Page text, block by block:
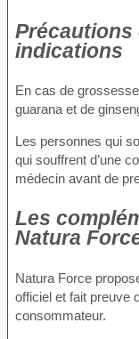
Précautions
indications
En cas de
guarana et de
Les personnes qui
qui souffrent d’une
médecin avant de
Les
Natura
Natura Force
officiel et fait preuve
consommateur.